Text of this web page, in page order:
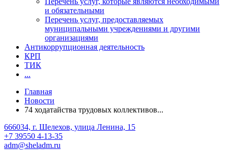
и обязательными
Перечень услуг, предоставляемых
муниципальными учреждениями и другими
организациями
Антикоррупционная деятельность
КРП
ТИК
...
Главная
Новости
74 ходатайства трудовых коллективов...
666034, г. Шелехов, улица Ленина, 15
+7 39550 4-13-35
adm@sheladm.ru